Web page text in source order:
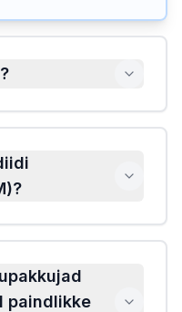
paindlikke